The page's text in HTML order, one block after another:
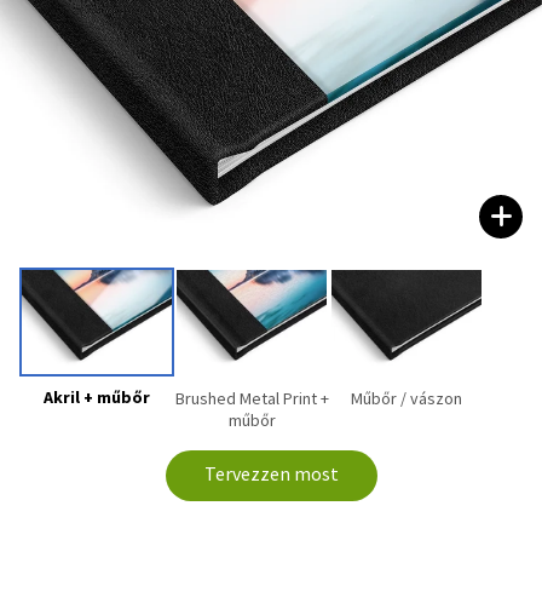
Akril + műbőr
Brushed Metal Print +
műbőr
Műbőr / vászon
Tervezzen most